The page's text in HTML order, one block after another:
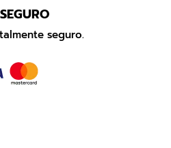
seguro.